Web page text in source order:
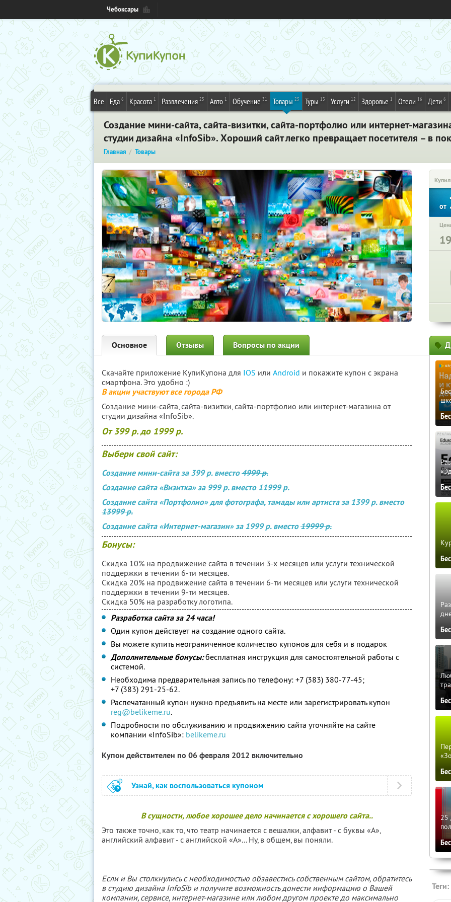
Чебоксары
Все Еда 6 Красота 1 Развлечения 25 Авто 1 Обучение 31 Товары 25 Туры 13 Услуги 12 Здоровье 1 Отели 16 Дети 6
Создание мини-сайта, сайта-визитки, сайта-портфолио или интернет-
студии дизайна «InfoSib». Хороший сайт легко превращает посетителя – в
Главная Товары
от
Основное Отзывы Вопросы по акции
Скачайте приложение КупиКупона для IOS или Android и покажите купон с экрана
смартфона. Это удобно :)
В акции участвуют все города РФ
Создание мини-сайта, сайта-визитки, сайта-портфолио или интернет-магазина от
студии дизайна «InfoSib».
От 399 р. до 1999 р.
Выбери свой сайт:
Создание мини-сайта за 399 р. вместо4999 р.
Создание сайта «Визитка» за 999 р. вместо11999 р.
Создание сайта «Портфолио» для фотографа, тамады или артиста за 1399 р. вместо
13999 р.
Создание сайта «Интернет-магазин» за 1999 р. вместо19999 р.
Бонусы:
Скидка 10% на продвижение сайта в течении 3-х месяцев или услуги технической
поддержки в течении 6-ти месяцев.
Скидка 20% на продвижение сайта в течении 6-ти месяцев или услуги технической
поддержки в течении 9-ти месяцев.
Скидка 50% на разработку логотипа.
Разработка сайта за 24 часа!
Один купон действует на создание одного сайта.
Вы можете купить неограниченное количество купонов для себя и в подарок
Дополнительные бонусы:бесплатная инструкция для самостоятельной работы с
системой.
Необходима предварительная запись по телефону: +7 (383) 380-77-45;
+7 (383) 291-25-62.
Распечатанный купон нужно предъявить на месте или зарегистрировать купон
reg@belikeme.ru.
Подробности по обслуживанию и продвижению сайта уточняйте на сайте
компании «InfoSib»: belikeme.ru
Купон действителен по 06 февраля 2012 включительно
Узнай, как воспользоваться купоном
В сущности, любое хорошее дело начинается с хорошего сайта..
Это также точно, как то, что театр начинается с вешалки, алфавит - с буквы «А»,
английский алфавит - с английской «А»... Ну, в общем, вы поняли.
Если и Вы столкнулись с необходимостью обзавестись собственным сайтом, обратитесь
в студию дизайна InfoSib и получите возможность донести информацию о Вашей
компании, сервисе, интернет-магазине или любом другом проекте до максимально
25
Теги: